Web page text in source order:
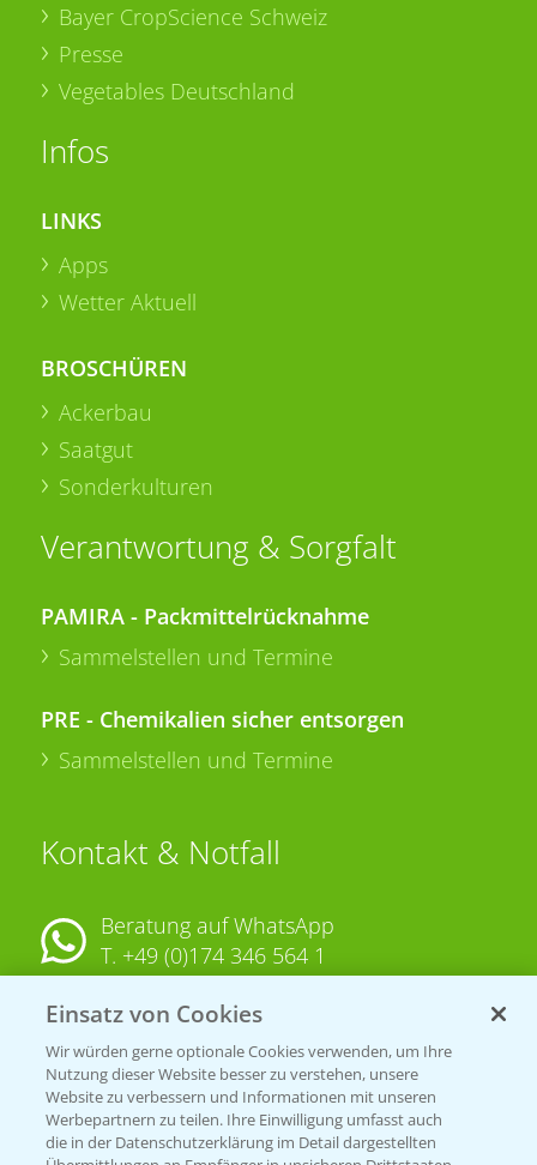
Bayer CropScience Schweiz
Presse
Vegetables Deutschland
Infos
LINKS
Apps
Wetter Aktuell
BROSCHÜREN
Ackerbau
Saatgut
Sonderkulturen
Verantwortung & Sorgfalt
PAMIRA - Packmittelrücknahme
Sammelstellen und Termine
PRE - Chemikalien sicher entsorgen
Sammelstellen und Termine
Kontakt & Notfall
Beratung auf WhatsApp
T. +49 (0)174 346 564 1
KONTAKT
Hilfe in Notfällen
T.+49 (0)214/30-20220
Einsatz von Cookies
Wir würden gerne optionale Cookies verwenden, um Ihre
Nutzung dieser Website besser zu verstehen, unsere
Website zu verbessern und Informationen mit unseren
Werbepartnern zu teilen. Ihre Einwilligung umfasst auch
die in der Datenschutzerklärung im Detail dargestellten